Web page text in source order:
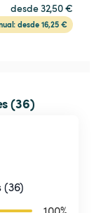
desde 32,50 €
desde 16,25 €
(36)
(36)